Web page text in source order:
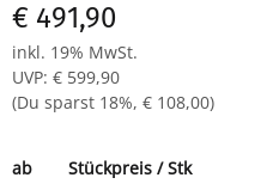
4D Armlehnen
verchromte Gasfeder
Aluminium Fußkreuz
Multifunktionelle
€ 491,90
inkl. 19% MwSt.
UVP: € 599,90
(Du sparst 18%, € 108,00)
ab
Stückpreis / Stk